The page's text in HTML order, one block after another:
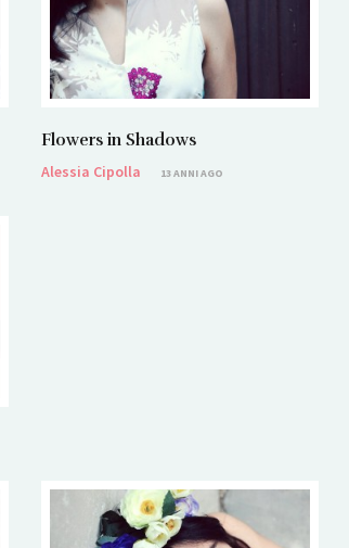
Flowers in Shadows
Alessia Cipolla
13 ANNI AGO